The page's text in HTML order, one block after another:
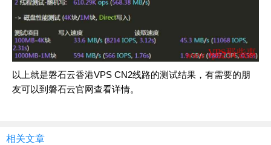
以上就是磐石云香港VPS CN2线路的测试结果，有需要的朋
友可以到 磐石云官网查看详情。
相关文章